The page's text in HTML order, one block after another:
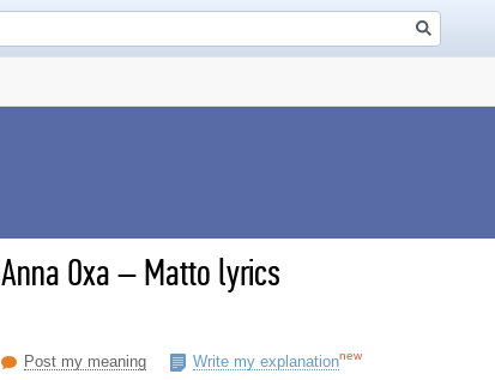
Anna Oxa–Matto lyrics
Post my meaning Write my explanationnew